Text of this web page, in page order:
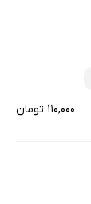
۱۱۰,۰۰۰ تومان